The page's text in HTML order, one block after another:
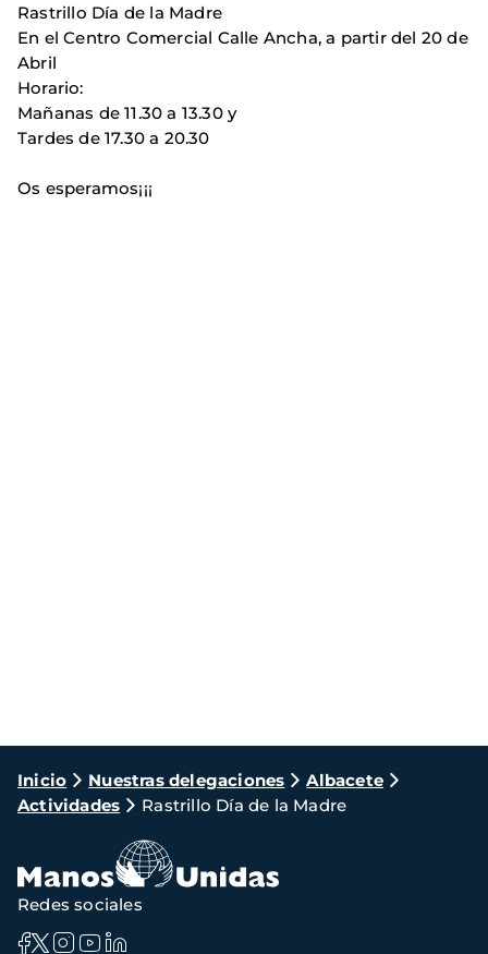
Rastrillo Día de la Madre
En el Centro Comercial Calle Ancha, a partir del 20 de
Abril
Horario:
Mañanas de 11.30 a 13.30 y
Tardes de 17.30 a 20.30
Os esperamos¡¡¡
Ruta
de
navegación
Inicio Nuestras delegaciones
Albacete
Actividades
Rastrillo Día de la Madre
Redes sociales